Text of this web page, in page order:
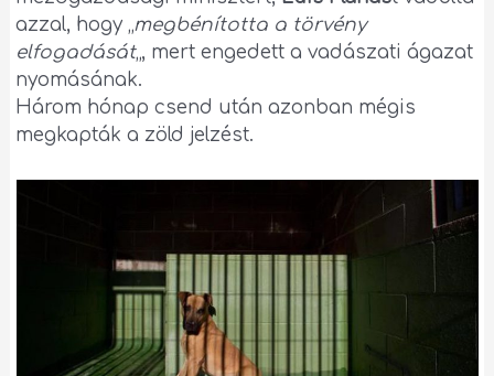
azzal, hogy „megbénította a törvény
elfogadását„, mert engedett a vadászati ágazat
nyomásának.
Három hónap csend után azonban mégis
megkapták a zöld jelzést.